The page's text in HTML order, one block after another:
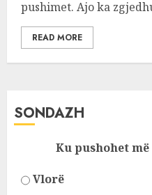
pushimet. Ajo ka
READ MORE
SONDAZH
Ku pushohet
Vlorë